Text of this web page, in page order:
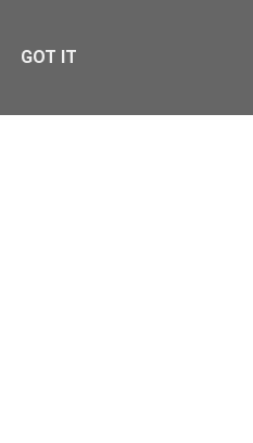
GOT IT